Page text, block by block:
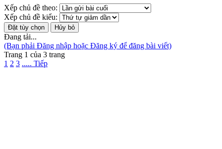
Xếp chủ đề theo:
Xếp chủ đề kiểu:
Đang tải...
(Bạn phải Đăng nhập hoặc Đăng ký để đăng bài viết)
Trang 1 của 3 trang
1 2 3 ..... Tiếp